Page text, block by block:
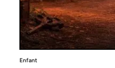
Enfant